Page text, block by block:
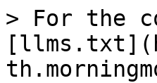
> For the